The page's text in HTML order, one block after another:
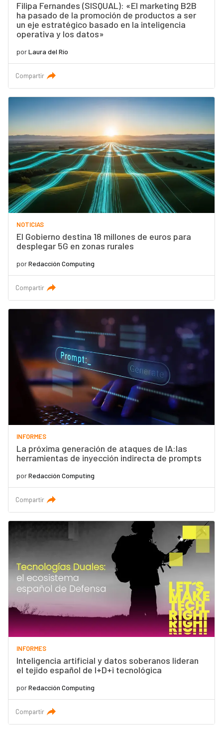
Filipa Fernandes (SISQUAL): «El marketing B2B
ha pasado de la promoción de productos a ser
un eje estratégico basado en la inteligencia
operativa y los datos»
porLaura del Río
Compartir
NOTICIAS
El Gobierno destina 18 millones de euros para
desplegar 5G en zonas rurales
porRedacción Computing
Compartir
INFORMES
La próxima generación de ataques de IA:las
herramientas de inyección indirecta de prompts
porRedacción Computing
Compartir
INFORMES
Inteligencia artificial y datos soberanos lideran
el tejido español de I+D+i tecnológica
porRedacción Computing
Compartir